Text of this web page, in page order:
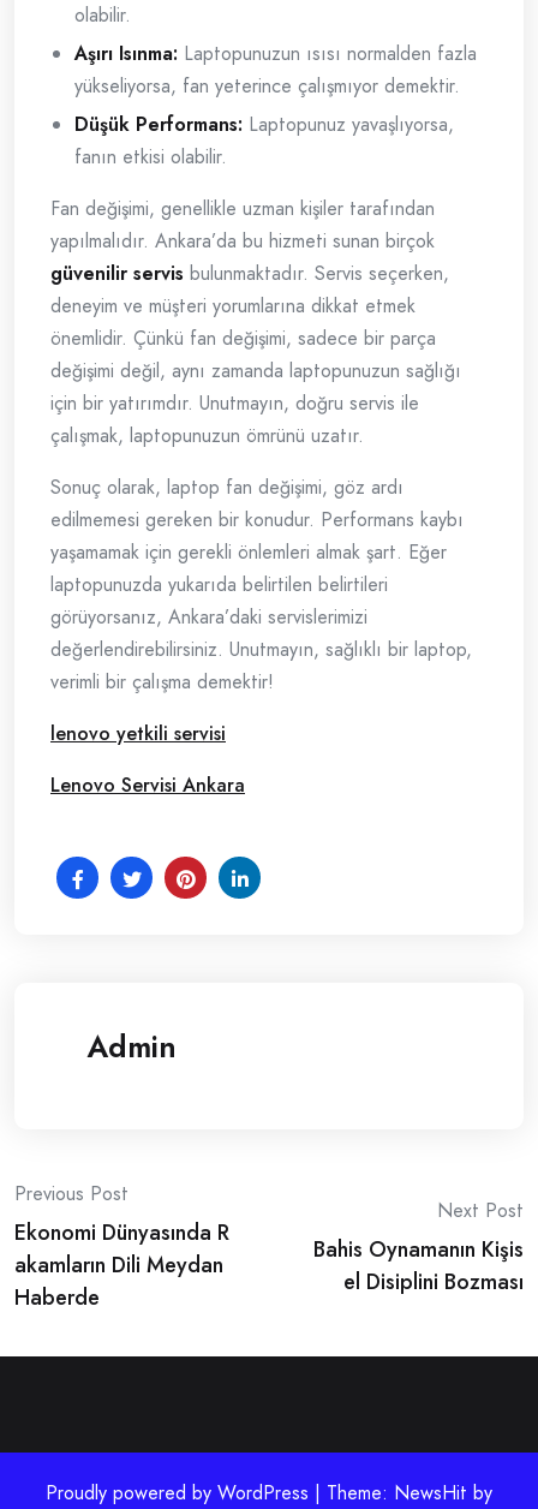
olabilir.
Aşırı Isınma: Laptopunuzun ısısı normalden fazla
yükseliyorsa, fan yeterince çalışmıyor demektir.
Düşük Performans: Laptopunuz yavaşlıyorsa,
fanın etkisi olabilir.
Fan değişimi, genellikle uzman kişiler tarafından
yapılmalıdır. Ankara’da bu hizmeti sunan birçok
güvenilir servis bulunmaktadır. Servis seçerken,
deneyim ve müşteri yorumlarına dikkat etmek
önemlidir. Çünkü fan değişimi, sadece bir parça
değişimi değil, aynı zamanda laptopunuzun sağlığı
için bir yatırımdır. Unutmayın, doğru servis ile
çalışmak, laptopunuzun ömrünü uzatır.
Sonuç olarak, laptop fan değişimi, göz ardı
edilmemesi gereken bir konudur. Performans kaybı
yaşamamak için gerekli önlemleri almak şart. Eğer
laptopunuzda yukarıda belirtilen belirtileri
görüyorsanız, Ankara’daki servislerimizi
değerlendirebilirsiniz. Unutmayın, sağlıklı bir laptop,
verimli bir çalışma demektir!
lenovo yetkili servisi
Lenovo Servisi Ankara
Admin
Post
navigation
Previous Post
Ekonomi Dünyasında R
akamların Dili Meydan
Haberde
Next Post
Bahis Oynamanın Kişis
el Disiplini Bozması
Proudly powered by WordPress | Theme: NewsHit by